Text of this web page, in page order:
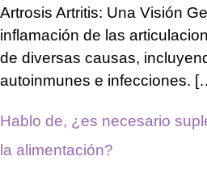
Artrosis Artritis: Una Visión
inflamación de las
de diversas causas,
autoinmunes e infecciones.
Hablo de, ¿es necesario
la alimentación?